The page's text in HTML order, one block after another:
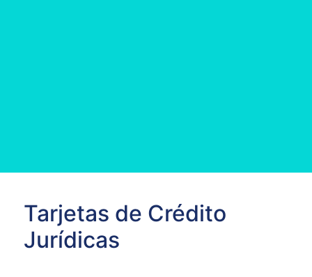
Tarjetas de Crédito
Jurídicas